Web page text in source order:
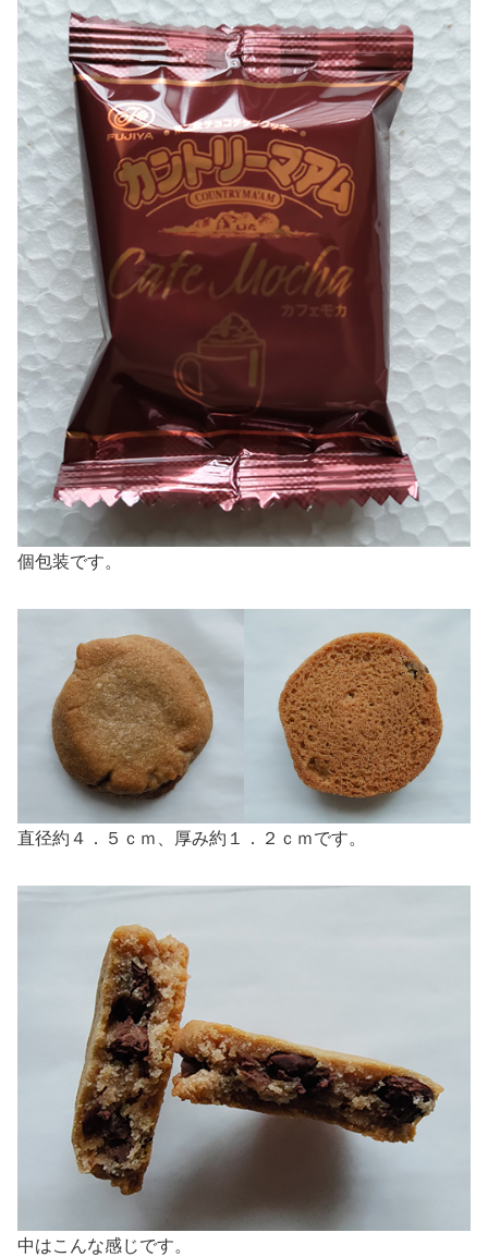
個包装です。
直径約４．５ｃｍ、厚み約１．２ｃｍです。
中はこんな感じです。